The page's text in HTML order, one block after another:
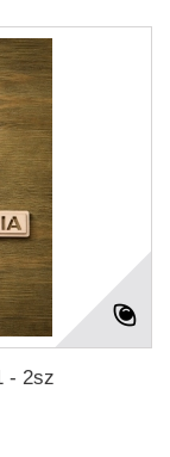
- 2sz